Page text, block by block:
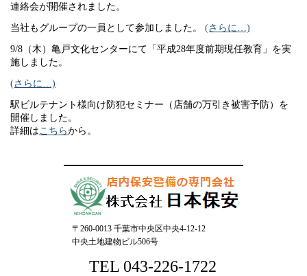
連絡会が開催されました。
当社もグループの一員として参加しました。 (さらに…)
9/8（木）亀戸文化センターにて「平成28年度前期現任教育」を実
施しました。
(さらに…)
駅ビルテナント様向け防犯セミナー（店舗の万引き被害予防）を
開催しました。
詳細は こちらから。
〒260-0013 千葉市中央区中央4-12-12
中央土地建物ビル506号
TEL 043-226-1722